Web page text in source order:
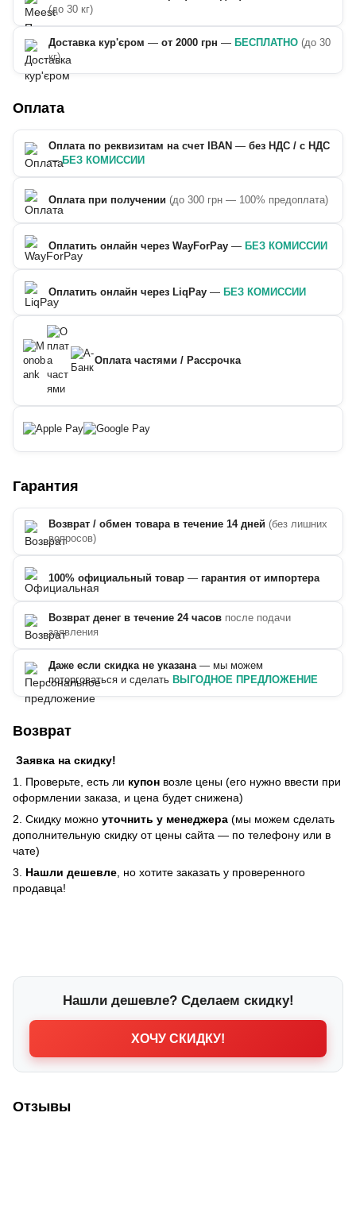
(до 30 кг)
Доставка кур'єром — от 2000 грн — БЕСПЛАТНО (до 30
кг)
Оплата
Оплата по реквизитам на счет IBAN — без НДС / с НДС
—БЕЗ КОМИССИИ
Оплата при получении (до 300 грн — 100% предоплата)
Оплатить онлайн через WayForPay — БЕЗ КОМИССИИ
Оплатить онлайн через LiqPay — БЕЗ КОМИССИИ
Оплата частями / Рассрочка
Гарантия
Возврат / обмен товара в течение 14 дней (без лишних
вопросов)
100% официальный товар — гарантия от импортера
Возврат денег в течение 24 часов после подачи
заявления
Даже если скидка не указана — мы можем
поторговаться и сделать ВЫГОДНОЕ ПРЕДЛОЖЕНИЕ
Возврат
Заявка на скидку!
1. Проверьте, есть ли купон возле цены (его нужно ввести при
оформлении заказа, и цена будет снижена)
2. Скидку можно уточнить у менеджера (мы можем сделать
дополнительную скидку от цены сайта — по телефону или в
чате)
3. Нашли дешевле , но хотите заказать у проверенного
продавца!
Нашли дешевле? Сделаем скидку!
ХОЧУ СКИДКУ!
Отзывы